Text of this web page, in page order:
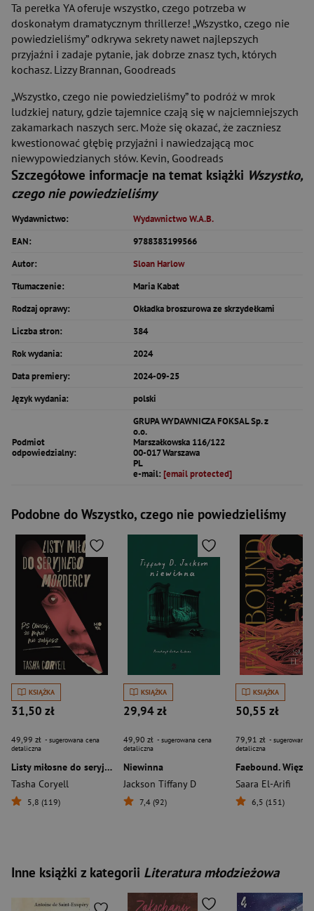
Ta perełka YA oferuje wszystko, czego potrzeba w
doskonałym dramatycznym thrillerze! „Wszystko, czego nie
powiedzieliśmy” odkrywa sekrety nawet najlepszych
przyjaźni i zadaje pytanie, jak dobrze znasz tych, których
kochasz. Lizzy Brannan, Goodreads
„Wszystko, czego nie powiedzieliśmy” to podróż w mrok
ludzkiej natury, gdzie tajemnice czają się w najciemniejszych
zakamarkach naszych serc. Może się okazać, że zaczniesz
kwestionować głębię przyjaźni i nawiedzającą moc
niewypowiedzianych słów. Kevin, Goodreads
Szczegółowe informacje na temat książki Wszystko,
czego nie powiedzieliśmy
Wydawnictwo:
Wydawnictwo W.A.B.
EAN:
9788383199566
Autor:
Sloan Harlow
Tłumaczenie:
Maria Kabat
Rodzaj oprawy:
Okładka broszurowa ze skrzydełkami
Liczba stron:
384
Rok wydania:
2024
Data premiery:
2024-09-25
Język wydania:
polski
Podmiot
odpowiedzialny:
GRUPA WYDAWNICZA FOKSAL Sp. z
o.o.
Marszałkowska 116/122
00-017 Warszawa
PL
e-mail: [email protected]
Podobne do Wszystko, czego nie powiedzieliśmy
KSIĄŻKA
31,50 zł
49,99 zł - sugerowana cena
detaliczna
Listy miłosne do seryjnego mordercy
Tasha Coryell
5,8 (119)
KSIĄŻKA
29,94 zł
49,90 zł - sugerowana cena
detaliczna
Niewinna
Jackson Tiffany D
7,4 (92)
KSIĄŻKA
50,55 zł
79,91 zł - sugerowana
detaliczna
Faebound. Więzy
Saara El-Arifi
6,5 (151)
Inne książki z kategorii Literatura młodzieżowa